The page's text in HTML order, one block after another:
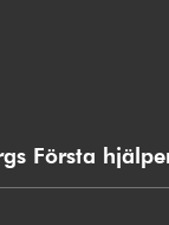
Första